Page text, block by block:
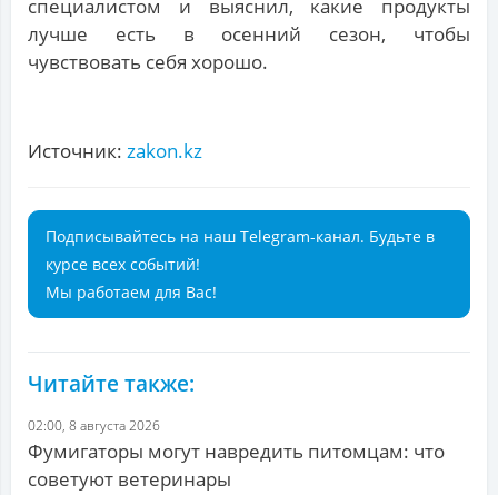
специалистом и выяснил, какие продукты
лучше есть в осенний сезон, чтобы
чувствовать себя хорошо.
Источник: zakon.kz
Подписывайтесь на наш Telegram-канал. Будьте в
курсе всех событий!
Мы работаем для Вас!
Читайте также:
02:00, 8 августа 2026
Фумигаторы могут навредить питомцам: что
советуют ветеринары